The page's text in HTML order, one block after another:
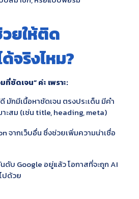
ยให้ติด
จริงไหม?
ชัดเจน” ค่ะ เพราะ:
มักมีเนื้อหาชัดเจน ตรงประเด็น มีคำ
าะสม (เช่น title, heading, meta)
จากเว็บอื่น ซึ่งช่วยเพิ่มความน่าเชื่อ
บ Google อยู่แล้ว โอกาสที่จะถูก AI
ปด้วย